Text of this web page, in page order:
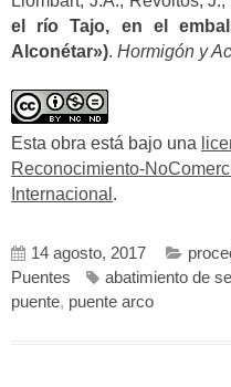
el río Tajo, en el
Alconétar»). Hormigón y
Esta obra está bajo una
Reconocimiento-
Internacional .
14 agosto, 2017
Puentes
abatimiento de
puente, puente arco